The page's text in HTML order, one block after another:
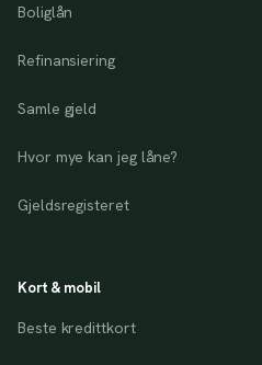
Boliglån
Refinansiering
Samle gjeld
Hvor mye kan jeg låne?
Gjeldsregisteret
Kort & mobil
Beste kredittkort